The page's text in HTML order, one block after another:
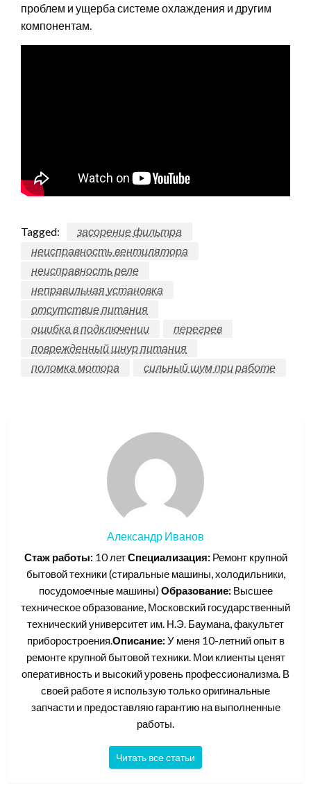
проблем и ущерба системе охлаждения и другим
компонентам.
Tagged:
засорение фильтра
неисправность вентилятора
неисправность реле
неправильная установка
отсутствие питания
ошибка в подключении
перегрев
поврежденный шнур питания
поломка мотора
сильный шум при работе
Александр Иванов
Стаж работы: 10 летСпециализация: Ремонт крупной
бытовой техники (стиральные машины, холодильники,
посудомоечные машины) Образование: Высшее
техническое образование, Московский государственный
технический университет им. Н.Э. Баумана, факультет
приборостроения.Описание: У меня 10-летний опыт в
ремонте крупной бытовой техники. Мои клиенты ценят
оперативность и высокий уровень профессионализма. В
своей работе я использую только оригинальные
запчасти и предоставляю гарантию на выполненные
работы.
Читать все статьи